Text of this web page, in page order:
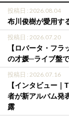
投稿日 : 2026.08.04
布川俊樹が愛用す
投稿日 : 2026.07.20
【ロバータ・フ
の才媛─ライブ盤
投稿日 : 2026.07.16
【インタビュー
者が新アルバム発
露